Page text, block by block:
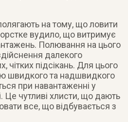
на тому, що ловити
вудило, що витримує
Полювання на цього
далекого
чітких підсікань. Для цього
швидкого та надшвидкого
при навантаженні у
Це чутливі хлисти, що дають
все, що відбувається з